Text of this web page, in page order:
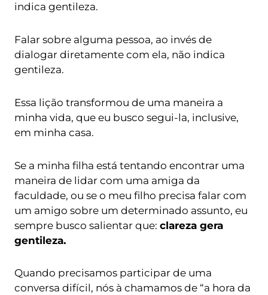
indica gentileza.
Falar sobre alguma pessoa, ao invés de
dialogar diretamente com ela, não indica
gentileza.
Essa lição transformou de uma maneira a
minha vida, que eu busco segui-la, inclusive,
em minha casa.
Se a minha filha está tentando encontrar uma
maneira de lidar com uma amiga da
faculdade, ou se o meu filho precisa falar com
um amigo sobre um determinado assunto, eu
sempre busco salientar que:clareza gera
gentileza.
Quando precisamos participar de uma
conversa difícil, nós à chamamos de “a hora da